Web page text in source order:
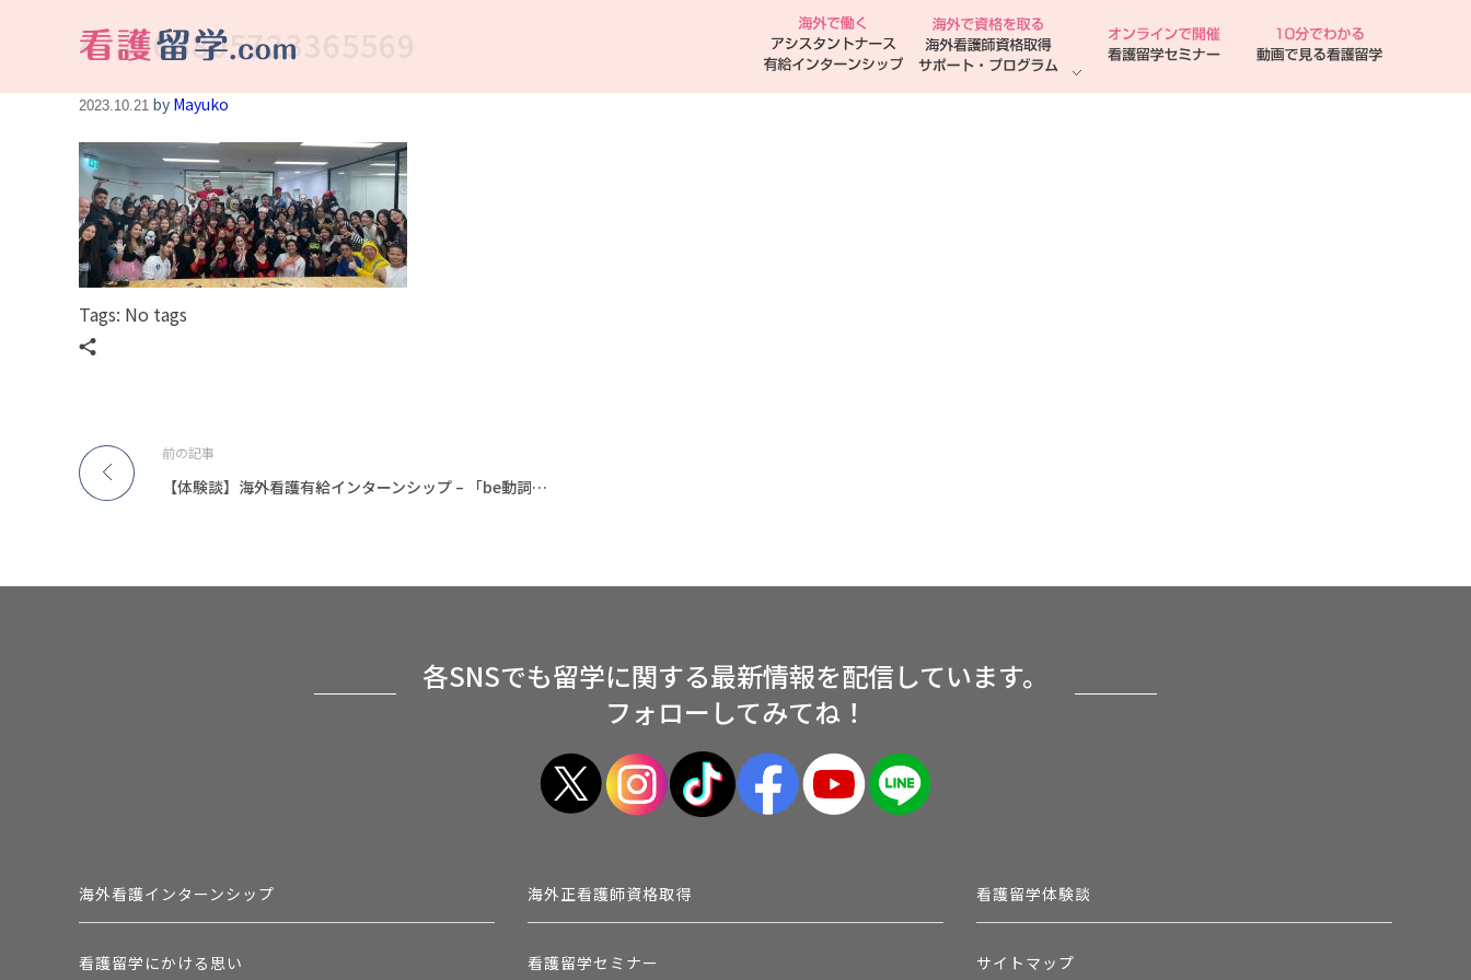
看護留学.com
World Avenueは海外就職、 永住を目指す看護留学をサポートします !
478066805723365569
2023.10.21 by Mayuko
Tags: No tags
前の記事
【体験談】海外看護有給インターンシップ – 「be動詞とは..？」英語力初級からの挑戦！
各SNSでも留学に関する最新情報を配信しています。
フォローしてみてね！
海外看護インターンシップ
看護留学にかける思い
海外正看護師資格取得
看護留学セミナー
看護留学体験談
サイトマップ